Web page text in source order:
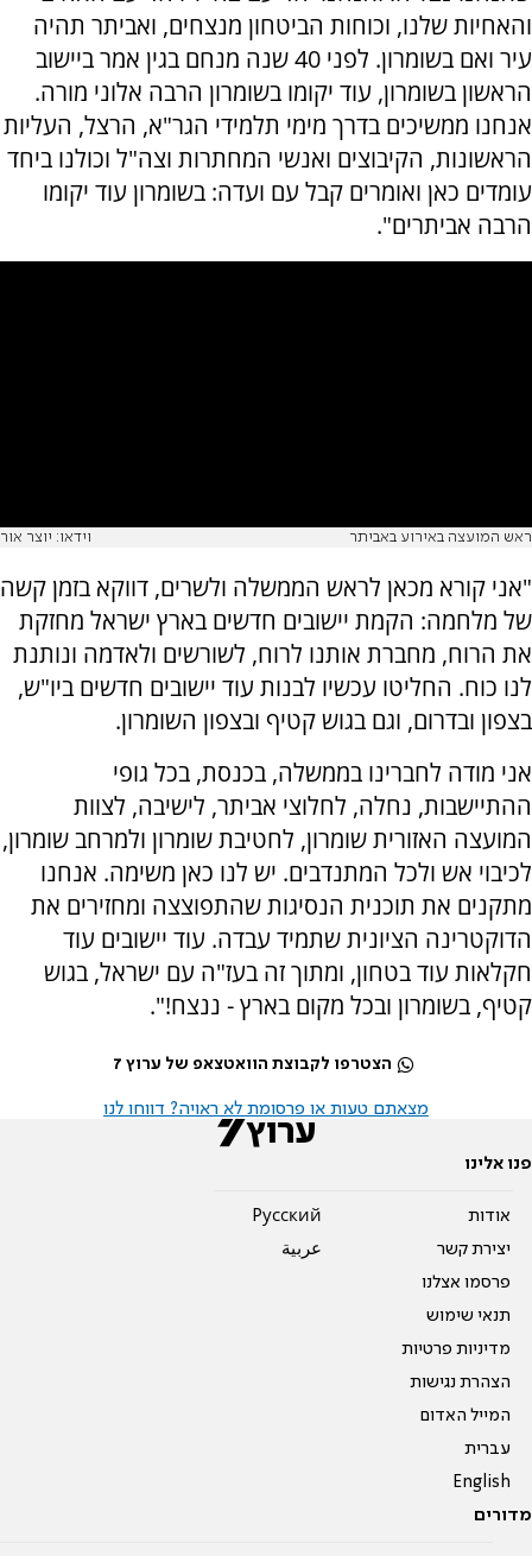
והאחיות שלנו, וכוחות הביטחון מנצחים, ואביתר תהיה
עיר ואם בשומרון. לפני 40 שנה מנחם בגין אמר ביישוב
הראשון בשומרון, עוד יקומו בשומרון הרבה אלוני מורה.
אנחנו ממשיכים בדרך מימי תלמידי הגר"א, הרצל, העליות
הראשונות, הקיבוצים ואנשי המחתרות וצה"ל וכולנו ביחד
עומדים כאן ואומרים קבל עם ועדה: בשומרון עוד יקומו
הרבה אביתרים".
ראש המועצה באירוע באביתר וידאו: יוצר אור
"אני קורא מכאן לראש הממשלה ולשרים, דווקא בזמן קשה
של מלחמה: הקמת יישובים חדשים בארץ ישראל מחזקת
את הרוח, מחברת אותנו לרוח, לשורשים ולאדמה ונותנת
לנו כוח. החליטו עכשיו לבנות עוד יישובים חדשים ביו"ש,
בצפון ובדרום, וגם בגוש קטיף ובצפון השומרון.
אני מודה לחברינו בממשלה, בכנסת, בכל גופי
ההתיישבות, נחלה, לחלוצי אביתר, לישיבה, לצוות
המועצה האזורית שומרון, לחטיבת שומרון ולמרחב שומרון,
לכיבוי אש ולכל המתנדבים. יש לנו כאן משימה. אנחנו
מתקנים את תוכנית הנסיגות שהתפוצצה ומחזירים את
הדוקטרינה הציונית שתמיד עבדה. עוד יישובים עוד
חקלאות עוד בטחון, ומתוך זה בעז"ה עם ישראל, בגוש
קטיף, בשומרון ובכל מקום בארץ - ננצח!".
הצטרפו לקבוצת הוואטצאפ של ערוץ 7
מצאתם טעות או פרסומת לא ראויה? דווחו לנו
פנו אלינו
אודות
יצירת קשר
פרסמו אצלנו
תנאי שימוש
מדיניות פרטיות
הצהרת נגישות
המייל האדום
עברית
English
Pусский
عربية
מדורים